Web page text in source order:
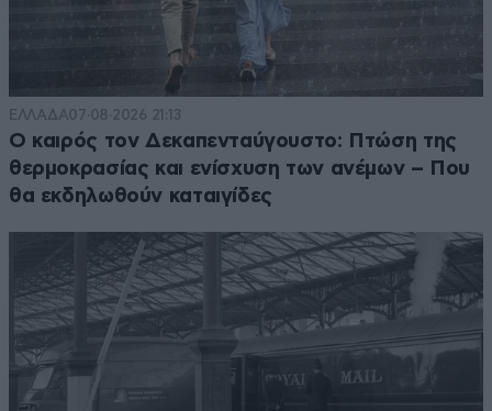
ΕΛΛΑΔΑ07·08·2026 21:13
Ο καιρός τον Δεκαπενταύγουστο: Πτώση της
θερμοκρασίας και ενίσχυση των ανέμων – Που
θα εκδηλωθούν καταιγίδες